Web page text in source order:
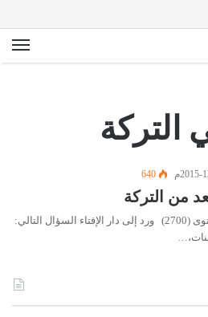
التركة
640
من التركة
بِسْمِ اللهِ الرَّحْمَنِ الرَّحِيمِ رقم الفتوى (2700) ورد إلى دار الإفتاء السؤال التالي: